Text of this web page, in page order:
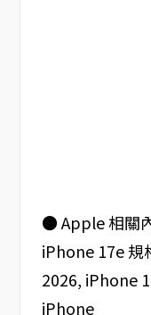
● Apple 相關
iPhone 17e 規
2026, iPhone
iPhone